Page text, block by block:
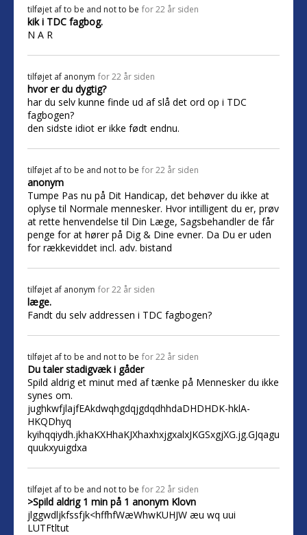
tilføjet afto be and not to be for 22 år siden
kik i TDC fagbog.
N A R
tilføjet af anonym for 22 år siden
hvor er du dygtig?
har du selv kunne finde ud af slå det ord op i TDC
fagbogen?
den sidste idiot er ikke født endnu.
tilføjet afto be and not to be for 22 år siden
anonym
Tumpe Pas nu på Dit Handicap, det behøver du ikke at
oplyse til Normale mennesker. Hvor intilligent du er, prøv
at rette henvendelse til Din Læge, Sagsbehandler de får
penge for at hører på Dig & Dine evner. Da Du er uden
for rækkeviddet incl. adv. bistand
tilføjet af anonym for 22 år siden
læge.
Fandt du selv addressen i TDC fagbogen?
tilføjet afto be and not to be for 22 år siden
Du taler stadigvæk i gåder
Spild aldrig et minut med af tænke på Mennesker du ikke
synes om.
jughkwfjlajfEAkdwqhgdqjgdqdhhdaDHDHDK-hklA-
HKQDhyq
kyihqqiydh.jkhaKXHhaKJXhaxhxjgxalxJKGSxgjXG.jg.GJqagu
quukxyuigdxa
tilføjet afto be and not to be for 22 år siden
>Spild aldrig 1 min på 1 anonym Klovn
jlggwdljkfssfjk<hffhfWæWhwKUHJW æu wq uui
LUTFtltut